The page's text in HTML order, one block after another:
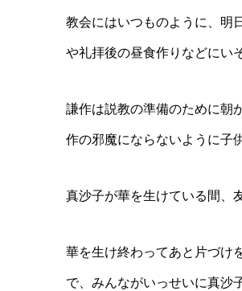
教会にはいつものように、明
や礼拝後の昼食作りなどにい
謙作は説教の準備のために朝
作の邪魔にならないように子
真沙子が華を生けている間、
華を生け終わってあと片づけ
で、みんながいっせいに真沙